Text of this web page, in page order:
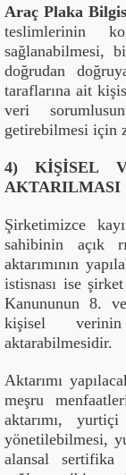
Araç Plaka
teslimlerinin
sağlanabilmesi,
doğrudan
taraflarına ait
veri
getirebilmesi için
4) KİŞİSEL
AKTARILMASI
Şirketimizce
sahibinin açık
aktarımının
istisnası ise
Kanununun 8.
kişisel
aktarabilmesidir.
Aktarımı
meşru
aktarımı,
yönetilebilmesi,
alansal sertifika